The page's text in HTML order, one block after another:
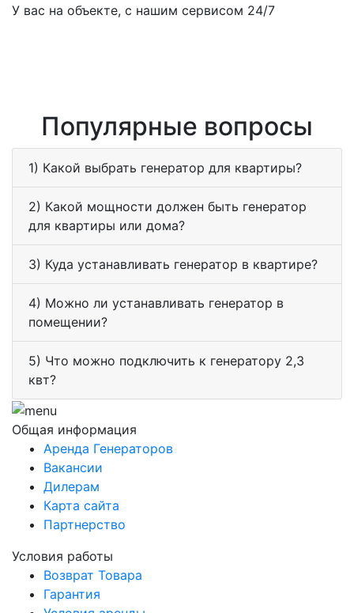
У вас на объекте, с нашим сервисом 24/7
Популярные вопросы
1) Какой выбрать генератор для квартиры?
2) Какой мощности должен быть генератор
для квартиры или дома?
3) Куда устанавливать генератор в квартире?
4) Можно ли устанавливать генератор в
помещении?
5) Что можно подключить к генератору 2,3
квт?
Общая информация
Аренда Генераторов
Вакансии
Дилерам
Карта сайта
Партнерство
Условия работы
Возврат Товара
Гарантия